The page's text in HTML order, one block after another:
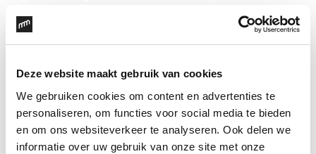
Deze website maakt gebruik van cookies
We gebruiken cookies om content en advertenties te
personaliseren, om functies voor social media te bieden
en om ons websiteverkeer te analyseren. Ook delen we
informatie over uw gebruik van onze site met onze
believe in the power of giving”, “let’s change the
world together” en “join our movement”. Sommige
verbinding kwijtraken met wat ze daadwerkelijk
aanbieden (hun product). De afbeelding hierboven
illustreert dit; we weten allemaal dat een zak chips
(hoe lekker hij ook is) écht geen significante